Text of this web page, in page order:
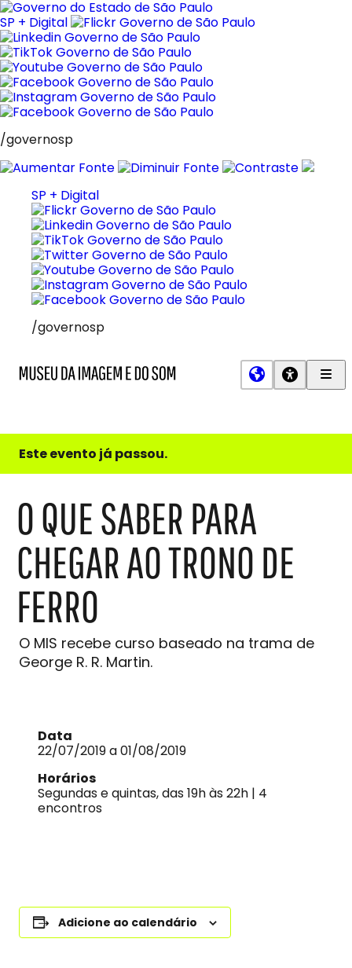
Pular
para
o
conteúdo
SP + Digital
/governosp
SP + Digital
/governosp
e
do
Este evento já passou.
O QUE SABER PARA
CHEGAR AO TRONO DE
FERRO
O MIS recebe curso baseado na trama de
George R. R. Martin.
Data
22/07/2019 a 01/08/2019
Horários
Segundas e quintas, das 19h às 22h | 4
encontros
Adicione ao calendário